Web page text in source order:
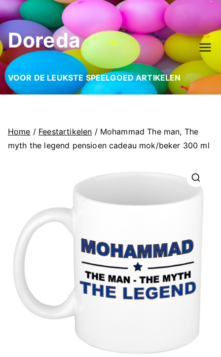
Ga
naar
de
inhoud
Doreda
VOOR DE LEUKSTE SPEELGOED ARTIKELEN
Home / Feestartikelen / Mohammad The man, The
myth the legend pensioen cadeau mok/beker 300 ml